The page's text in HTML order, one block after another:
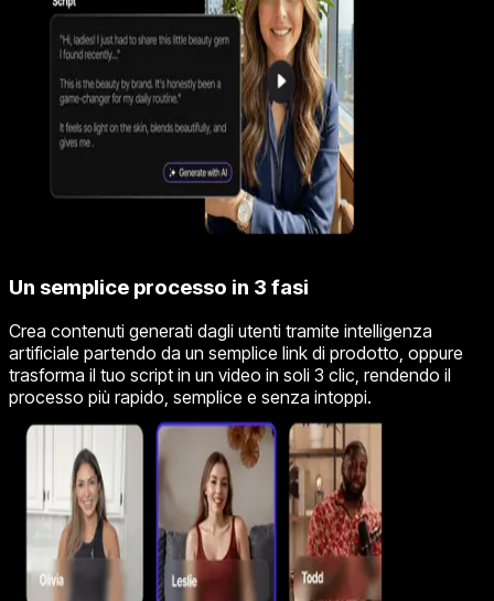
Un semplice processo in 3 fasi
Crea contenuti generati dagli utenti tramite intelligenza
artificiale partendo da un semplice link di prodotto, oppure
trasforma il tuo script in un video in soli 3 clic, rendendo il
processo più rapido, semplice e senza intoppi.